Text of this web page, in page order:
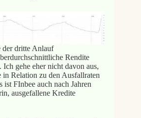
der dritte Anlauf
Rendite
gehe eher nicht davon aus,
in Relation zu den Ausfallraten
ist FInbee auch nach Jahren
ausgefallene Kredite